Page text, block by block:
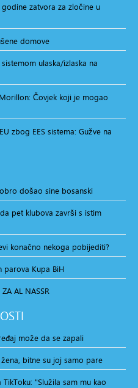
zatvora za zločine u
domove
ulaska/izlaska na
Čovjek koji je mogao
zbog EES sistema: Gužve na
došao sine bosanski
pet klubova završi s istim
konačno nekoga pobijediti?
parova Kupa BiH
AL NASSR
može da se zapali
bitne su joj samo pare
"Služila sam mu kao